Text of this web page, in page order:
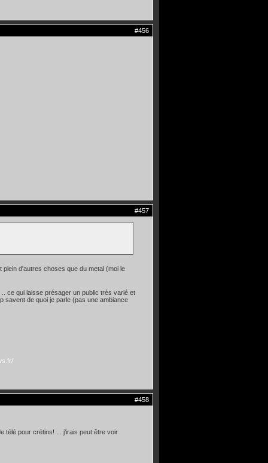
#456
#457
d'autres choses que du metal (moi le
ce qui laisse présager un public très varié et
savent de quoi je parle (pas une ambiance
#458
télé pour crétins! ... j'irais peut être voir